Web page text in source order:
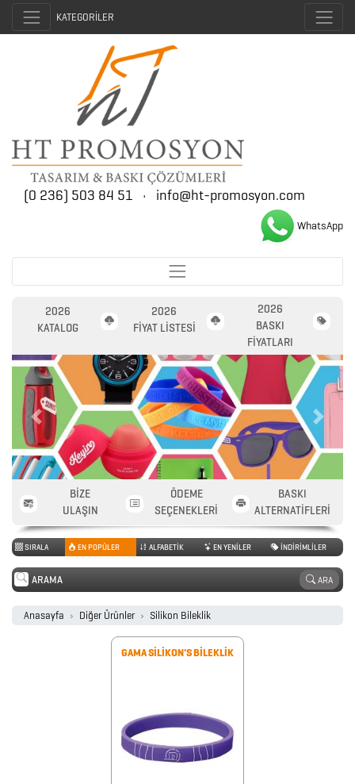
PROMOSYON
AJANDA
2026
PROMOSYON
TAKVİM
ANAHTARLIK
ARABA
AKSESUARLARI
KATEGORİLER
(0 236) 503 84 51 • info@ht-promosyon.com
WhatsApp
2026
KATALOG
2026
FİYAT LİSTESİ
2026
BASKI
FİYATLARI
Previous Next
BİZE
ULAŞIN
ÖDEME
SEÇENEKLERİ
BASKI
ALTERNATİFLERİ
SIRALA EN POPÜLER ALFABETİK EN YENİLER İNDİRİMLİLER
ARA
Anasayfa Diğer Ürünler Silikon Bileklik
GAMA SİLİKON'S BİLEKLİK